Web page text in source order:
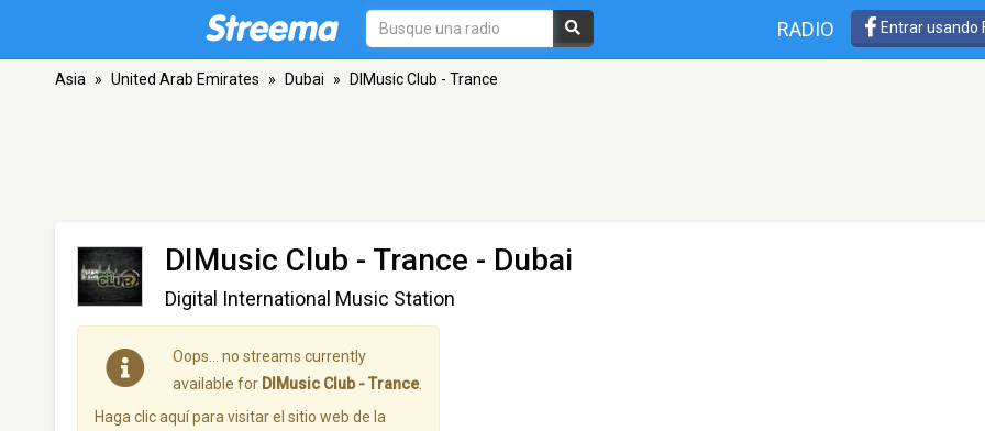
RADIO Entrar usando
Asia » United Arab Emirates » Dubai » DIMusic Club - Trance
DIMusic Club - Trance - Dubai
Digital International Music Station
Oops… no streams currently
available for DIMusic Club - Trance.
Haga clic aquí para visitar el sitio web de la